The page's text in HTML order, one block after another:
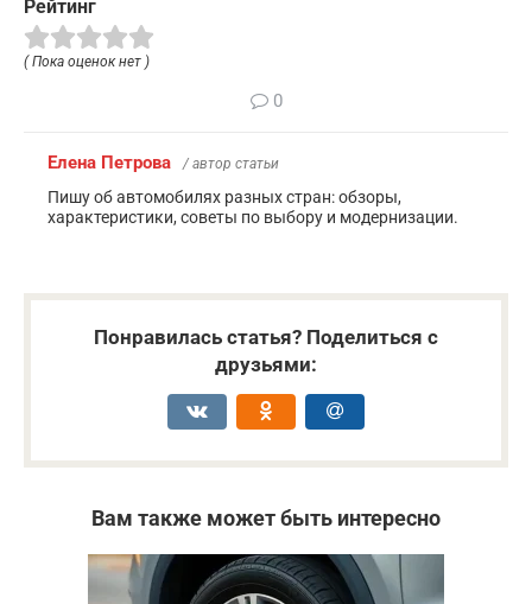
Рейтинг
( Пока оценок нет )
0
Елена Петрова / автор статьи
Пишу об автомобилях разных стран: обзоры,
характеристики, советы по выбору и модернизации.
Понравилась статья? Поделиться с
друзьями:
Вам также может быть интересно